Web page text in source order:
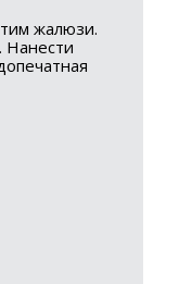
жалюзи.
Нанести